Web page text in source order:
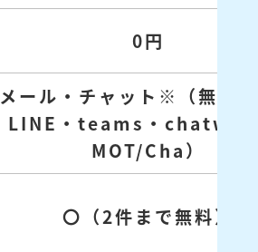
0円
メール・チャット※（無料
LINE・teams・
MOT/Cha）
〇（2件まで無料）